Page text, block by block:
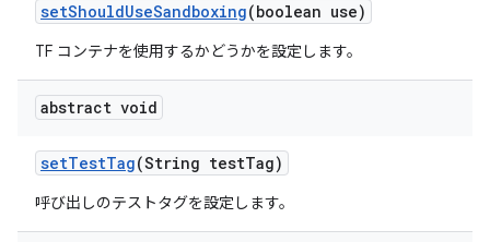
setShouldUseSandboxing(boolean use)
TF コンテナを使用するかどうかを設定します。
abstract void
setTestTag(String testTag)
呼び出しのテストタグを設定します。